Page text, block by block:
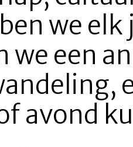
we
we een
avond